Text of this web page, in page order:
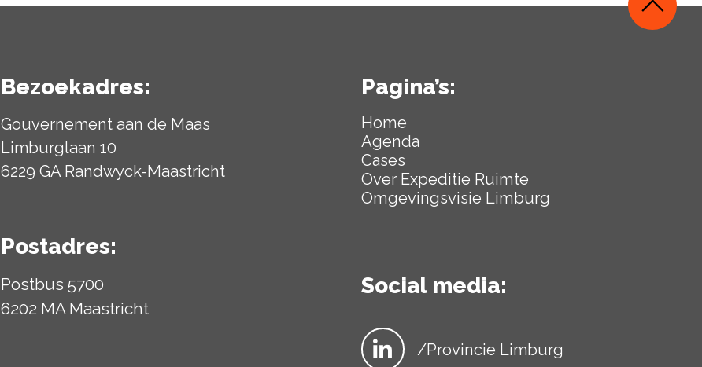
Bezoekadres:
Gouvernement aan de Maas
Limburglaan 10
6229 GA Randwyck-Maastricht
Postadres:
Postbus 5700
6202 MA Maastricht
Pagina’s:
Home
Agenda
Cases
Over Expeditie Ruimte
Omgevingsvisie Limburg
Social media:
/Provincie Limburg